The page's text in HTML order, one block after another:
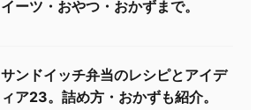
イーツ・おやつ・おかずまで。
サンドイッチ弁当のレシピとアイデ
ィア23。詰め方・おかずも紹介。